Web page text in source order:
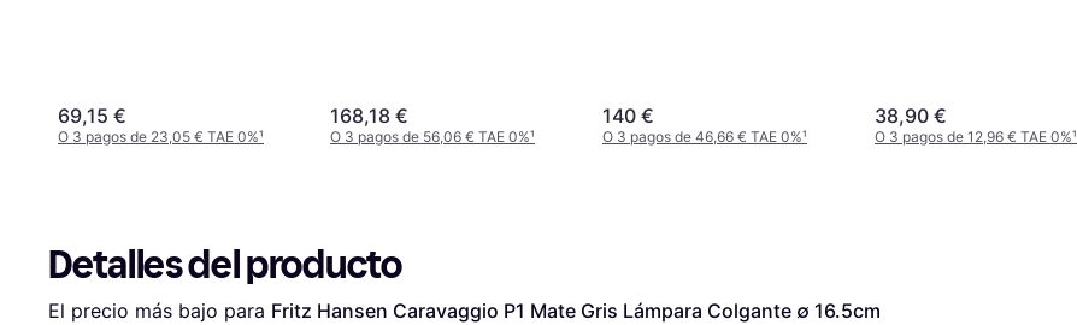
69,15 €
O 3 pagos de 23,05 € TAE 0%¹
168,18 €
O 3 pagos de 56,06 € TAE 0%¹
140 €
O 3 pagos de 46,66 € TAE 0%¹
38,90 €
O 3 pagos de 12,96 € TAE 0%¹
Detalles del producto
El precio más bajo para Fritz Hansen Caravaggio P1 Mate Gris Lámpara Colgante ∅ 16.5cm